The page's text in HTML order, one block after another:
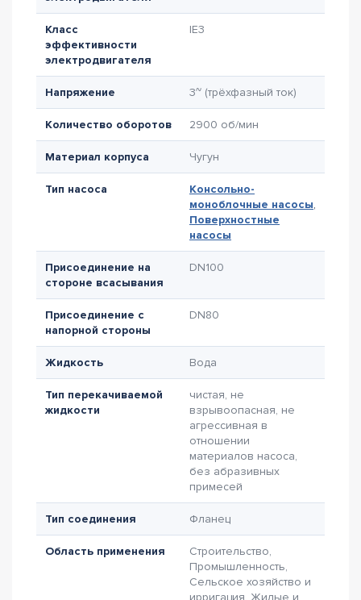
Класс
эффективности
электродвигателя
IE3
Напряжение 3~ (трёхфазный ток)
Количество оборотов 2900 об/мин
Материал корпуса Чугун
Тип насоса
Консольно-
моноблочные насосы,
Поверхностные
насосы
Присоединение на
стороне всасывания
DN100
Присоединение с
напорной стороны
DN80
Жидкость Вода
Тип перекачиваемой
жидкости
чистая, не
взрывоопасная, не
агрессивная в
отношении
материалов насоса,
без абразивных
примесей
Тип соединения Фланец
Область применения
Строительство,
Промышленность,
Сельское хозяйство и
ирригация, Жилые и